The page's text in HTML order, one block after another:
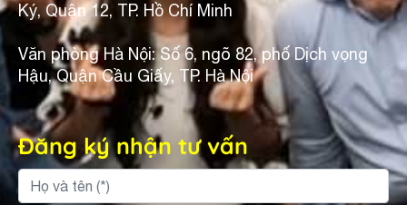
Ký, Quận 12, TP. Hồ Chí Minh
Văn phòng Hà Nội: Số 6, ngõ 82, phố Dịch vọng
Hậu, Quận Cầu Giấy, TP. Hà Nội
Đăng ký nhận tư vấn